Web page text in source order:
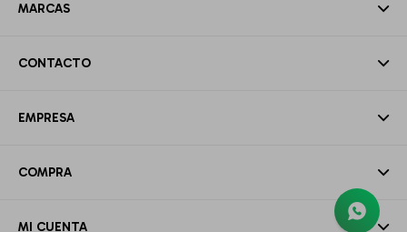
MARCAS
CONTACTO
EMPRESA
COMPRA
MI CUENTA